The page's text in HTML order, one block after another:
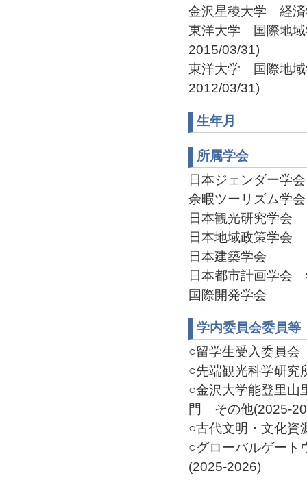
金沢星稜大学 経
東洋大学 国際地
2015/03/31)
東洋大学 国際地
2012/03/31)
生年月
所属学会
日本ジェンダー学会
余暇ツーリズム学
日本観光研究学会
日本地域政策学会
日本建築学会
日本都市計画学会
国際開発学会
学内委員会委員等
○留学生受入委員
○先端観光科学研
○金沢大学能登里山
門 その他(2025-
○古代文明・文化
○グローバルゲー
(2025-2026)